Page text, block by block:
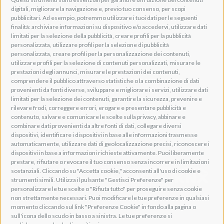
digitali, migliorare la navigazione e, previo tuo consenso, per scopi
pubblicitari. Ad esempio, potremmo utilizzare i tuoi dati per le seguenti
finalità: archiviare informazioni su dispositivo e/o accedervi, utilizzare dati
limitati per la selezione della pubblicità, creare profili per la pubblicità
personalizzata, utilizzare profili per la selezione di pubblicità
personalizzata, creare profili per la personalizzazione dei contenuti,
utilizzare profili per la selezione di contenuti personalizzati, misurare le
prestazioni degli annunci, misurare le prestazioni dei contenuti,
comprendere il pubblico attraverso statistiche o la combinazione di dati
provenienti da fonti diverse, sviluppare e migliorare i servizi, utilizzare dati
limitati per la selezione dei contenuti, garantire la sicurezza, prevenire e
rilevare frodi, correggere errori, erogare e presentare pubblicità e
contenuto, salvare e comunicare le scelte sulla privacy, abbinare e
combinare dati provenienti da altre fonti di dati, collegare diversi
dispositivi, identificare i dispositivi in base alle informazioni trasmesse
automaticamente, utilizzare dati di geolocalizzazione precisi, riconoscere i
dispositivi in base a informazioni richieste attivamente. Puoi liberamente
prestare, rifiutare o revocare il tuo consenso senza incorrere in limitazioni
sostanziali. Cliccando su "Accetta cookie," acconsenti all'uso di cookie e
strumenti simili. Utilizza il pulsante "Gestisci Preferenze" per
personalizzare le tue scelte o "Rifiuta tutto" per proseguire senza cookie
non strettamente necessari. Puoi modificare le tue preferenze in qualsiasi
momento cliccando sul link "Preferenze Cookie" in fondo alla pagina o
sull'icona dello scudo in basso a sinistra. Le tue preferenze si
Via della Zarga, 50
Lavis, 38015 TN, Italy
Tel: +39 0461 248211
P.IVA: IT01262500224
PEC: pec@pec.adeogroup.it
SDI: T04ZHR3
info@adeogroup.it
Adeo ProAV
Adeo HomeAV
Adeo Screen
Screen Research
Adeum Cinema Suite